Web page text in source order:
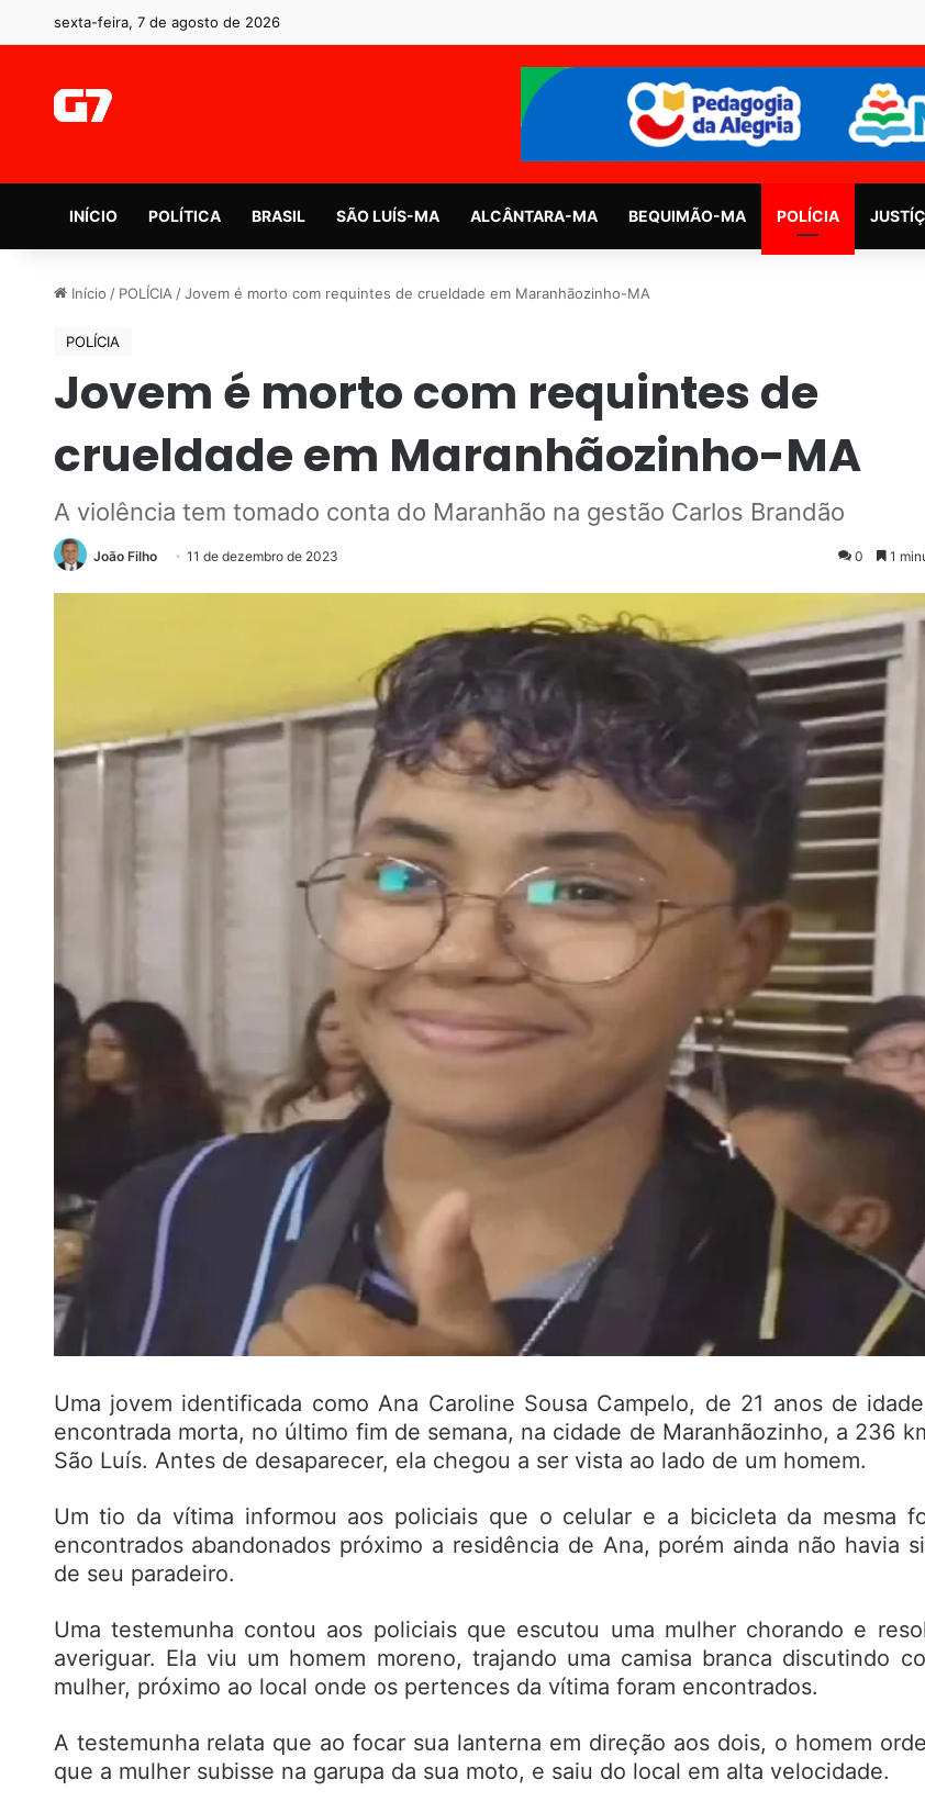
sexta-feira, 7 de agosto de 2026
INÍCIO POLÍTICA BRASIL SÃO LUÍS-MA ALCÂNTARA-MA BEQUIMÃO-MA POLÍCIA
Início / POLÍCIA / Jovem é morto com requintes de crueldade em Maranhãozinho-MA
POLÍCIA
Jovem é morto com requintes de
crueldade em Maranhãozinho-MA
A violência tem tomado conta do Maranhão na gestão Carlos Brandão
João Filho 11 de dezembro de 2023 0 1
Uma jovem identificada como Ana Caroline Sousa Campelo, de 21 anos de
encontrada morta, no último fim de semana, na cidade de Maranhãozinho, a 236
São Luís. Antes de desaparecer, ela chegou a ser vista ao lado de um homem.
Um tio da vítima informou aos policiais que o celular e a bicicleta da mesma
encontrados abandonados próximo a residência de Ana, porém ainda não havia
de seu paradeiro.
Uma testemunha contou aos policiais que escutou uma mulher chorando e
averiguar. Ela viu um homem moreno, trajando uma camisa branca discutindo
mulher, próximo ao local onde os pertences da vítima foram encontrados.
A testemunha relata que ao focar sua lanterna em direção aos dois, o homem
que a mulher subisse na garupa da sua moto, e saiu do local em alta velocidade.